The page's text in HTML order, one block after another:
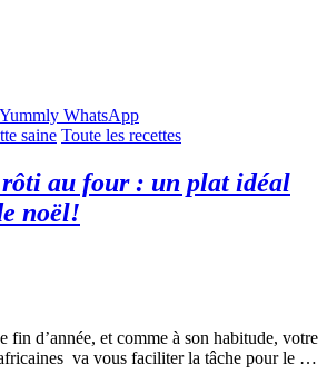
Yummly WhatsApp
saine Toute les recettes
rôti au four : un plat idéal
noël!
fin d’année, et comme à son habitude, votre
va vous faciliter la tâche pour le …